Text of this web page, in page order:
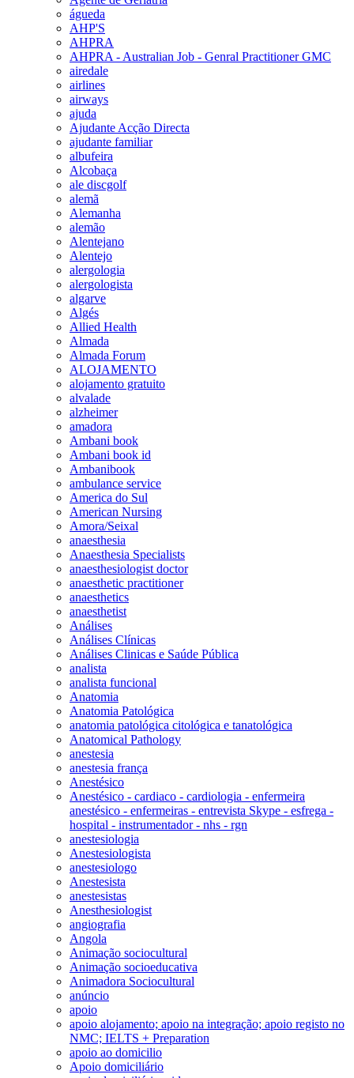
águeda
AHP'S
AHPRA
AHPRA - Australian Job - Genral Practitioner GMC
airedale
airlines
airways
ajuda
Ajudante Acção Directa
ajudante familiar
albufeira
Alcobaça
ale discgolf
alemã
Alemanha
alemão
Alentejano
Alentejo
alergologia
alergologista
algarve
Algés
Allied Health
Almada
Almada Forum
ALOJAMENTO
alojamento gratuito
alvalade
alzheimer
amadora
Ambani book
Ambani book id
Ambanibook
ambulance service
America do Sul
American Nursing
Amora/Seixal
anaesthesia
Anaesthesia Specialists
anaesthesiologist doctor
anaesthetic practitioner
anaesthetics
anaesthetist
Análises
Análises Clínicas
Análises Clinicas e Saúde Pública
analista
analista funcional
Anatomia
Anatomia Patológica
anatomia patológica citológica e tanatológica
Anatomical Pathology
anestesia
anestesia frança
Anestésico
Anestésico - cardiaco - cardiologia - enfermeira
anestésico - enfermeiras - entrevista Skype - esfrega -
hospital - instrumentador - nhs - rgn
anestesiologia
Anestesiologista
anestesiologo
Anestesista
anestesistas
Anesthesiologist
angiografia
Angola
Animação sociocultural
Animação socioeducativa
Animadora Sociocultural
anúncio
apoio
apoio alojamento; apoio na integração; apoio registo no
NMC; IELTS + Preparation
apoio ao domicilio
Apoio domiciliário